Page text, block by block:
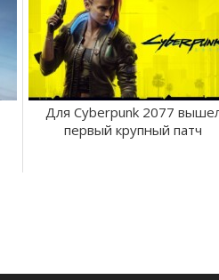
Для Cyberpunk 2077
первый крупный патч